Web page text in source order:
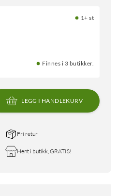
1+ st
Finnes i 3 butikker.
LEGG I HANDLEKURV
Fri retur
Hent i butikk, GRATIS!